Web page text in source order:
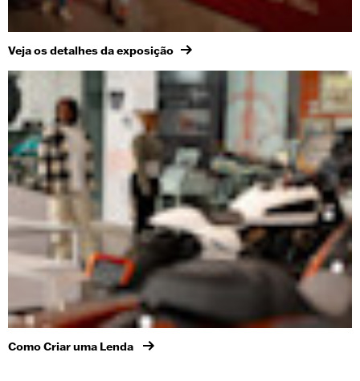
Veja os detalhes da exposição
Como Criar uma Lenda